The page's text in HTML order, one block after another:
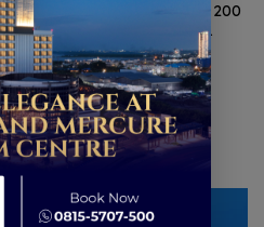
Natuna, TNI AL Salurkan 200
Paket Sembako hingga
Penyuluhan Stunting